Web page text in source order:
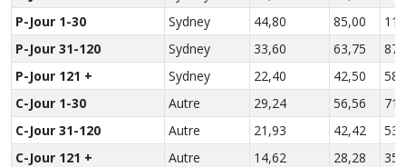
P-Jour 1-30
Sydney 44,80 85,00
P-Jour 31-120
Sydney 33,60 63,75
P-Jour 121 +
Sydney 22,40 42,50
C-Jour 1-30
Autre 29,24 56,56
C-Jour 31-120
Autre 21,93 42,42
C-Jour 121 +
Autre 14,62 28,28